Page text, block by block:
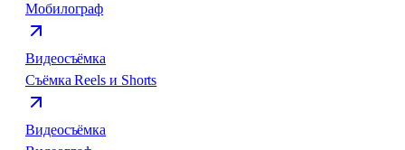
Мобилограф
Видеосъёмка
Съёмка Reels и Shorts
Видеосъёмка